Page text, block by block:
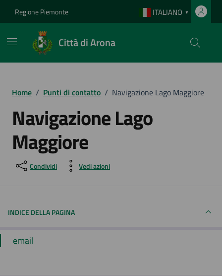
Regione Piemonte ITALIANO ▼
Città di Arona
Home / Punti di contatto / Navigazione Lago Maggiore
Navigazione Lago
Maggiore
Condividi Vedi azioni
INDICE DELLA PAGINA
email